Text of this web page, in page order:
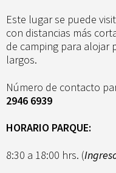
Este lugar se puede
con distancias más
de camping para alojar
largos.
Número de contacto
2946 6939
HORARIO PARQUE:
8:30 a 18:00 hrs. (